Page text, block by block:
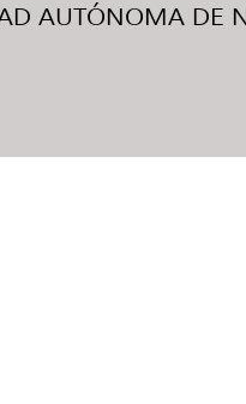
AUTÓNOMA DE